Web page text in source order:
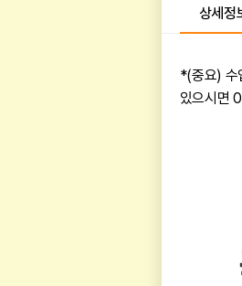
상세정
*(중요) 수
있으시면